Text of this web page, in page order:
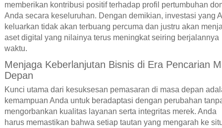
memberikan kontribusi positif terhadap profil pertumbuhan
Anda secara keseluruhan. Dengan demikian, investasi yang
keluarkan tidak akan terbuang percuma dan justru akan
aset digital yang nilainya terus meningkat seiring berjalannya
waktu.
Menjaga Keberlanjutan Bisnis di Era Pencarian
Depan
Kunci utama dari kesuksesan pemasaran di masa depan
kemampuan Anda untuk beradaptasi dengan perubahan
mengorbankan kualitas layanan serta integritas merek. Anda
harus memastikan bahwa setiap tautan yang mengarah ke